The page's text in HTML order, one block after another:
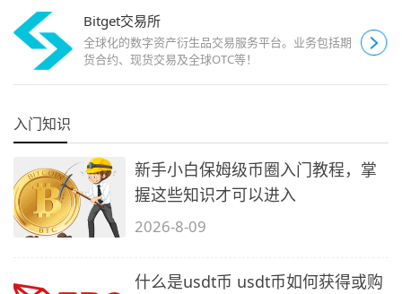
Bitget交易所
全球化的数字资产衍生品交易服务平台。业务包括期
货合约、现货交易及全球OTC等！
入门知识
新手小白保姆级币圈入门教程，掌
握这些知识才可以进入
2026-8-09
什么是usdt币 usdt币如何获得或购